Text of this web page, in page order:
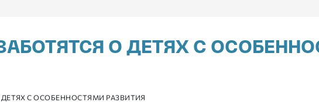
О ДЕТЯХ С
С ОСОБЕННОСТЯМИ РАЗВИТИЯ